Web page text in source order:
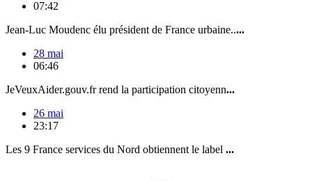
07:42
Jean-Luc Moudenc élu président de France urbaine.....
28 mai
06:46
JeVeuxAider.gouv.fr rend la participation citoyenn...
26 mai
23:17
Les 9 France services du Nord obtiennent le label ...